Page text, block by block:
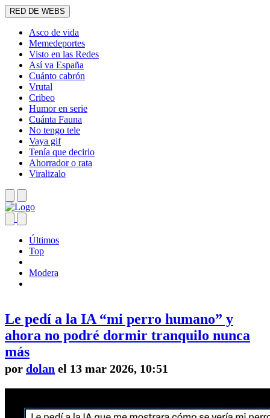
RED DE WEBS
Asco de vida
Memedeportes
Visto en las Redes
Así va España
Cuánto cabrón
Vrutal
Cribeo
Humor en serie
Cuánta Fauna
No tengo tele
Vaya gif
Tenía que decirlo
Ahorrador o rata
Viralizalo
Últimos
Top
Modera
Le pedí a la IA “mi perro humano” y
ahora no podré dormir tranquilo nunca
más
por dolan el 13 mar 2026, 10:51